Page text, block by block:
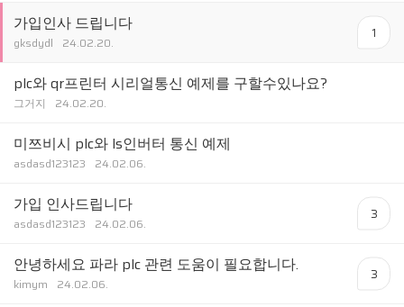
가입인사 드립니다
gksdydl 24.02.20.
1
plc와 qr프린터 시리얼통신 예제를 구할수있나요?
그거지 24.02.20.
미쯔비시 plc와 ls인버터 통신 예제
asdasd123123 24.02.06.
가입 인사드립니다
asdasd123123 24.02.06.
3
안녕하세요 파라 plc 관련 도움이 필요합니다.
kimym 24.02.06.
3